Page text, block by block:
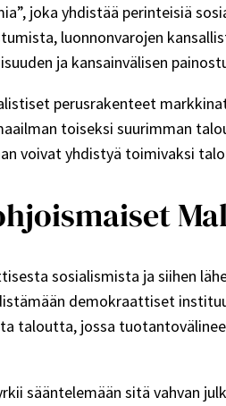
joka yhdistää perinteisiä
luonnonvarojen
ja kansainvälisen
perusrakenteet
toiseksi suurimman
voivat yhdistyä toimivaksi
sosialismista ja siihen
demokraattiset
taloutta, jossa
sääntelemään sitä vahvan